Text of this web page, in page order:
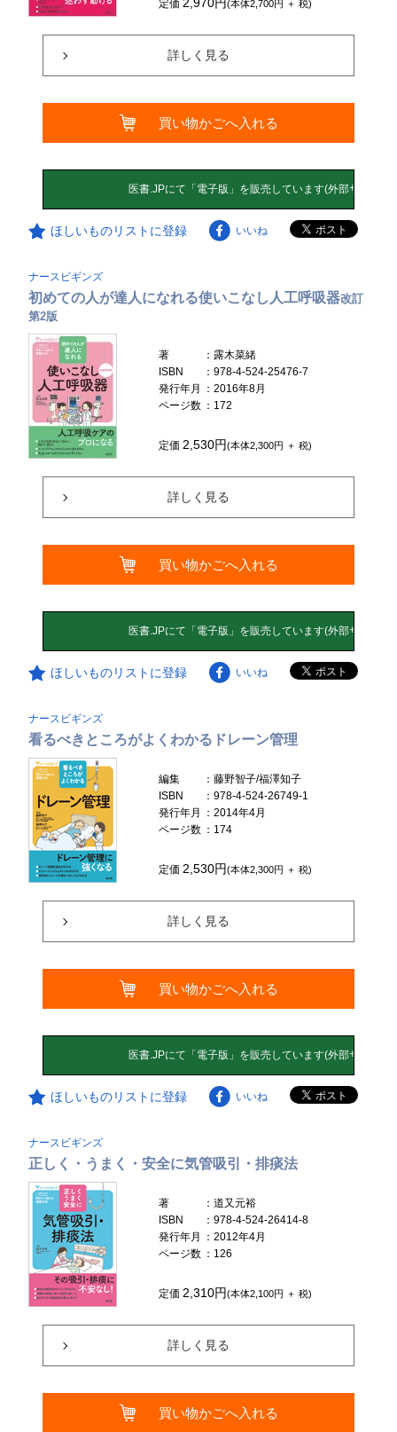
定価 (本体2,700円 ＋ 税)
詳しく見る
買い物かごへ入れる
ほしいものリストに登録 いいね
ナースビギンズ
初めての人が達人になれる使いこなし人工呼吸器改訂
第2版
著
：露木菜緒
ISBN
：978-4-524-25476-7
発行年月
：2016年8月
ページ数 ：172
定価2,530円(本体2,300円 ＋ 税)
詳しく見る
買い物かごへ入れる
ほしいものリストに登録 いいね
ナースビギンズ
看るべきところがよくわかるドレーン管理
編集
：藤野智子/福澤知子
ISBN
：978-4-524-26749-1
発行年月
：2014年4月
ページ数 ：174
定価2,530円(本体2,300円 ＋ 税)
詳しく見る
買い物かごへ入れる
ほしいものリストに登録 いいね
ナースビギンズ
正しく・うまく・安全に気管吸引・排痰法
著
：道又元裕
ISBN
：978-4-524-26414-8
発行年月
：2012年4月
ページ数 ：126
定価2,310円(本体2,100円 ＋ 税)
詳しく見る
買い物かごへ入れる